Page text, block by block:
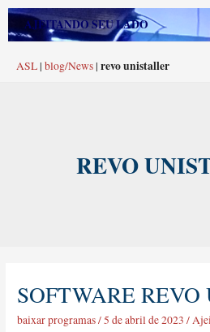
para
conteúdo
AJEITANDO SEU LADO
ASL | blog/News | revo unistaller
REVO
SOFTWARE
baixar programas/5 de abril de 2023/
SOFTWARE
REVO
UNISTALLER